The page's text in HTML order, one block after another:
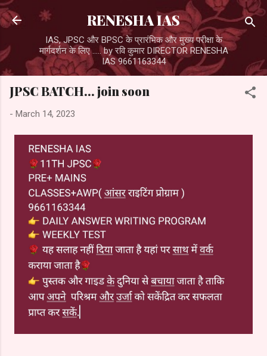
Skip to main content
RENESHA IAS
IAS, JPSC और BPSC के प्रारंभिक और मुख्य परीक्षा के
मार्गदर्शन के लिए ..... by रवि कुमार DIRECTOR RENESHA
IAS 9661163344
JPSC BATCH... join soon
- March 14, 2023